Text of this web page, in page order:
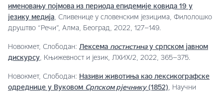
именовању појмова из периода епидемије ковида 19 у
језику медија, Сливенице у словенским језицима, Филолошко
друштво “Речи”, Алма, Београд, 2022, 127–149.
Новокмет, Слободан: Лексема постистинау српском јавном
дискурсу, Књижевност и језик, ЛXИX/2, 2022, 365–375.
Новокмет, Слободан: Називи животиња као лексикографске
одреднице у Вуковом Српском рјечнику(1852), Научни